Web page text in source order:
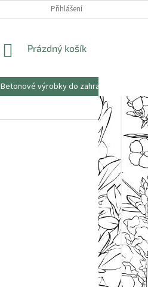
PODMÍNKY OCHRANY
Přihlášení
NÁKUPNÍ
Prázdný košík
Betonové výrobky do zahrad